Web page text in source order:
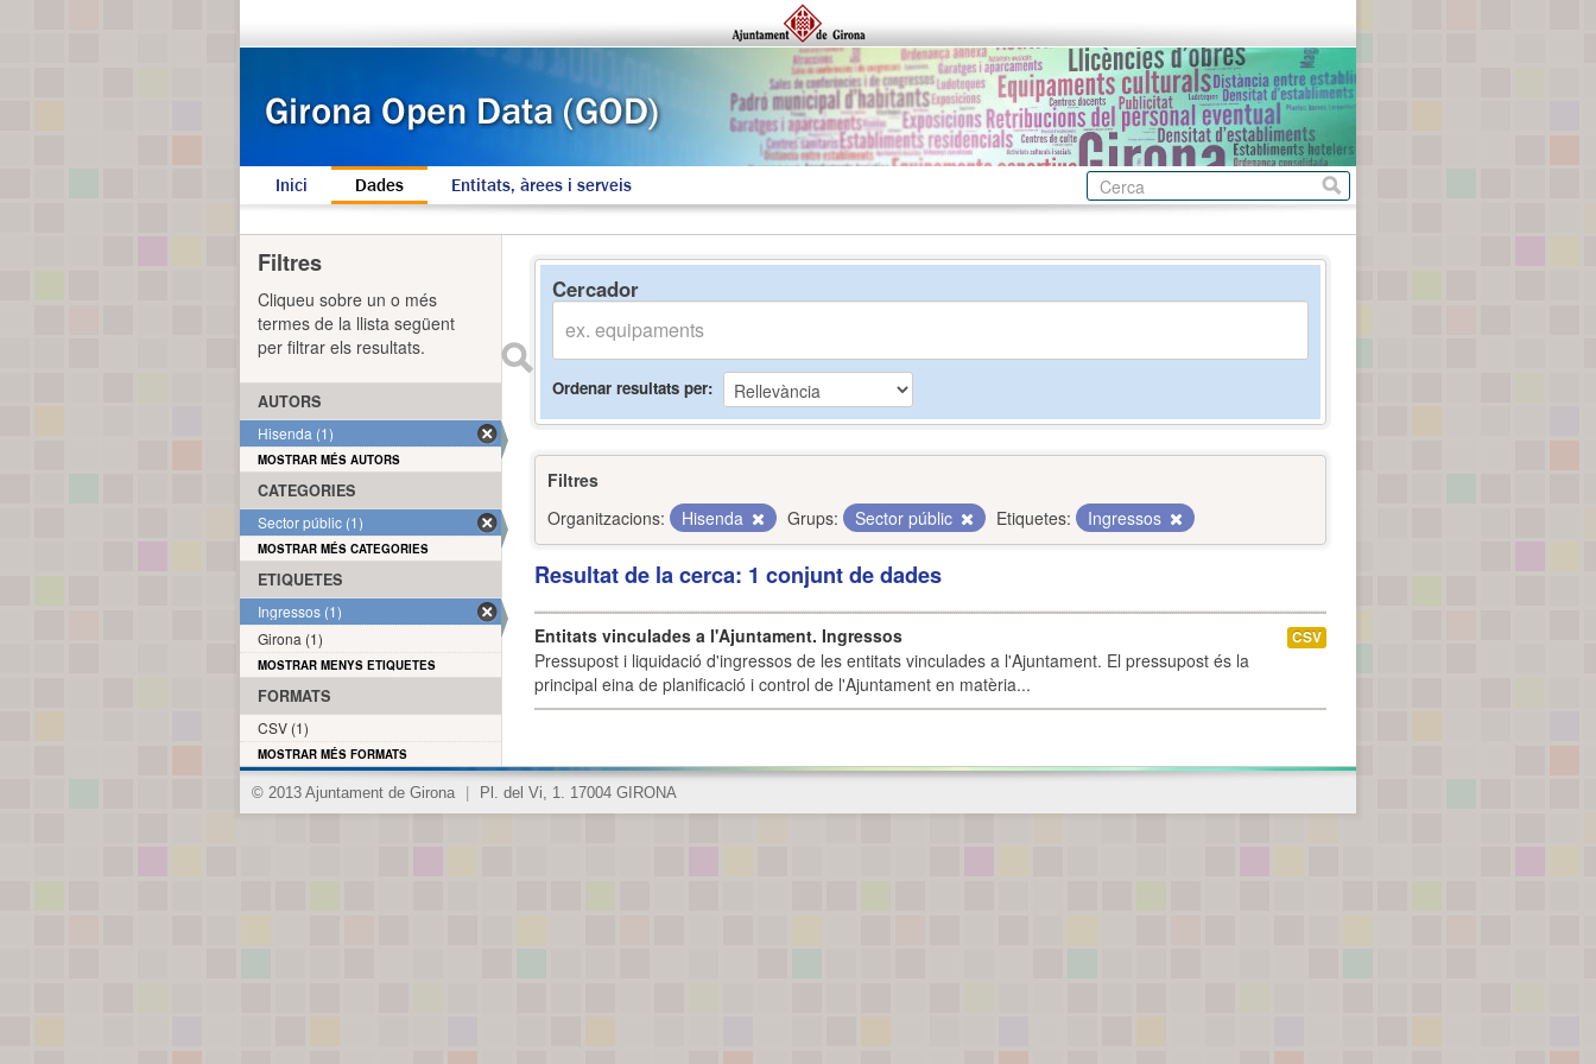
Inici Dades Entitats, àrees i serveis
Cercador
Ordenar resultats per
Filtres
Organitzacions:
Hisenda Grups: Sector públic Etiquetes: Ingressos
Resultat de la cerca: 1 conjunt de dades
Entitats vinculades a l'Ajuntament. Ingressos
Pressupost i liquidació d'ingressos de les entitats vinculades a l'Ajuntament. El pressupost és la
principal eina de planificació i control de l'Ajuntament en matèria...
CSV
Filtres
Cliqueu sobre un o més
termes de la llista següent
per filtrar els resultats.
AUTORS
Hisenda (1)
MOSTRAR MÉS AUTORS
CATEGORIES
Sector públic (1)
MOSTRAR MÉS CATEGORIES
ETIQUETES
Ingressos (1)
Girona (1)
MOSTRAR MENYS ETIQUETES
FORMATS
CSV (1)
MOSTRAR MÉS FORMATS
© 2013 Ajuntament de Girona Pl. del Vi, 1. 17004 GIRONA